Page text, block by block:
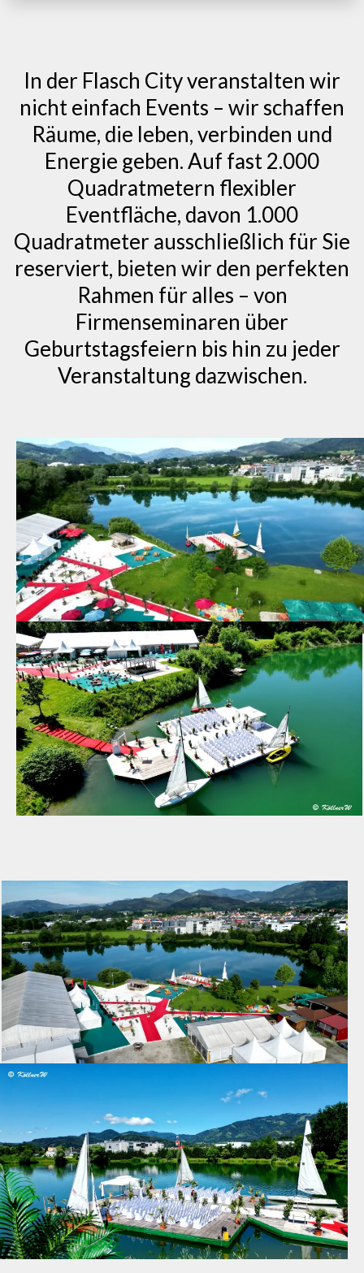
In der Flasch City veranstalten wir
nicht einfach Events – wir schaffen
Räume, die leben, verbinden und
Energie geben. Auf fast 2.000
Quadratmetern flexibler
Eventfläche, davon 1.000
Quadratmeter ausschließlich für Sie
reserviert, bieten wir den perfekten
Rahmen für alles – von
Firmenseminaren über
Geburtstagsfeiern bis hin zu jeder
Veranstaltung dazwischen.